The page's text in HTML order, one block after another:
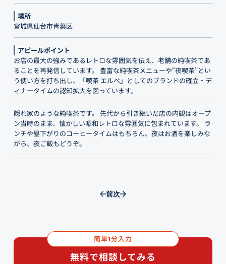
場所
宮城県仙台市青葉区
アピールポイント
お店の最大の強みであるレトロな雰囲気を伝え、老舗の純喫茶であ
ることを再発信しています。 豊富な純喫茶メニューや“夜喫茶”とい
う使い方を打ち出し、「喫茶 エルベ」としてのブランドの確立・デ
ィナータイムの認知拡大を図っています。
隠れ家のような純喫茶です。 先代から引き継いだ店の内観はオープ
ン当時のまま、懐かしい昭和レトロな雰囲気に包まれています。 ラ
ンチや昼下がりのコーヒータイムはもちろん、夜はお酒を楽しみな
がら、夜ご飯もどうぞ。
前次
簡単1分入力
無料で相談してみる